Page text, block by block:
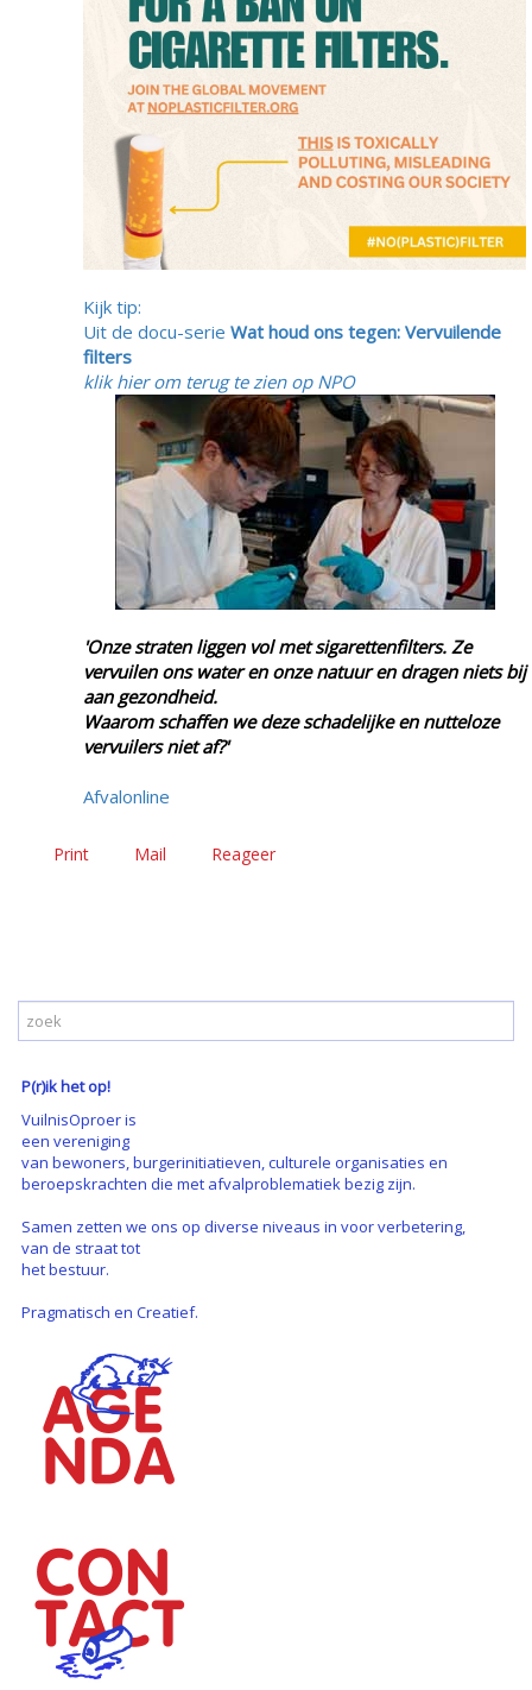
Kijk tip:
Uit de docu-serie Wat houd ons tegen: Vervuilende
filters
klik hier om terug te zien op NPO
'Onze straten liggen vol met sigarettenfilters. Ze
vervuilen ons water en onze natuur en dragen niets bij
aan gezondheid.
Waarom schaffen we deze schadelijke en nutteloze
vervuilers niet af?'
Afvalonline
Print Mail Reageer
P(r)ik het op!
VuilnisOproer is
een vereniging
van bewoners, burgerinitiatieven, culturele organisaties en
beroepskrachten die met afvalproblematiek bezig zijn.
Samen zetten we ons op diverse niveaus in voor verbetering,
van de straat tot
het bestuur.
Pragmatisch en Creatief.